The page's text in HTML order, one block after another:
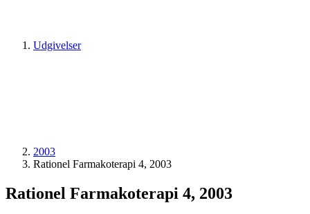
Udgivelser
2003
Rationel Farmakoterapi 4, 2003
Rationel Farmakoterapi 4, 2003